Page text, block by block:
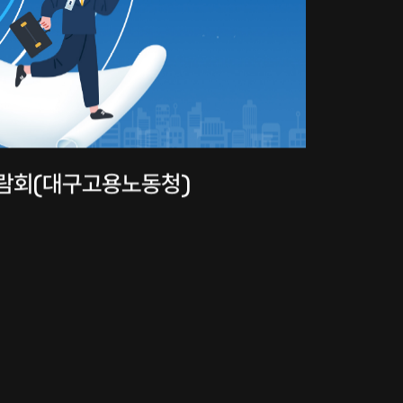
회(대구고용노동청)